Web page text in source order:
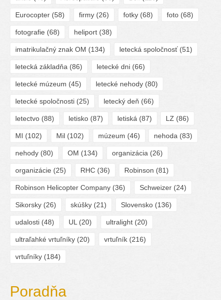
Eurocopter (58) firmy(26) fotky(68) foto (68)
fotografie (68) heliport(38)
imatrikulačný znak OM (134) letecká spoločnosť(51)
letecká základňa (86) letecké dni(66)
letecké múzeum (45) letecké nehody(80)
letecké spoločnosti (25) letecký deň (66)
letectvo (88) letisko(87) letiská (87) LZ (86)
MI (102) Mil(102) múzeum (46) nehoda (83)
nehody (80) OM (134) organizácia (26)
organizácie (25) RHC(36) Robinson (81)
Robinson Helicopter Company (36) Schweizer(24)
Sikorsky (26) skúšky(21) Slovensko(136)
udalosti (48) UL (20) ultralight(20)
ultraľahké vrtuľníky (20) vrtuľník(216)
vrtuľníky (184)
Poradňa